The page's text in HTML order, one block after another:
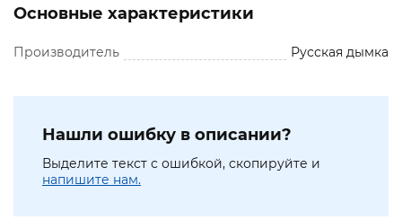
Основные характеристики
Производитель Русская дымка
Нашли ошибку в описании?
Выделите текст с ошибкой, скопируйте и
напишите нам.